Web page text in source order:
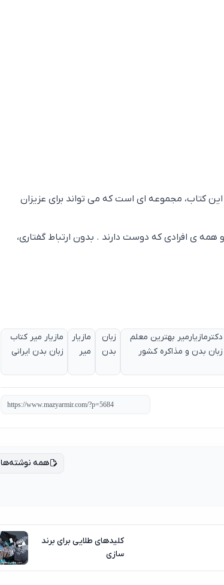
کتاب، مجموعه ای است که می تواند برای عزیزان
و همه ی افرادی که دوست دارند . بدون ارتباط گفتاری،
دکترمازیارمیر بهترین معلم
زبان بدن و مذاکره کشور
زبان
بدن
مازیار
میر
مازیار میر کتاب
زبان بدن ایرانی
همه نوشته‌ها
کلیدهای طلایی برای برند
سازی